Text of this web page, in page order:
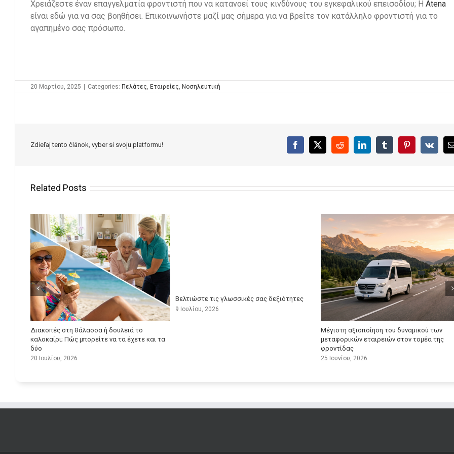
Χρειάζεστε έναν επαγγελματία φροντιστή που να κατανοεί τους κινδύνους του εγκεφαλικού επεισοδίου; Η Atena
είναι εδώ για να σας βοηθήσει. Επικοινωνήστε μαζί μας σήμερα για να βρείτε τον κατάλληλο φροντιστή για το
αγαπημένο σας πρόσωπο.
20 Μαρτίου, 2025 Categories: Πελάτες, Εταιρείες, Νοσηλευτική
Zdieľaj tento článok, vyber si svoju platformu! Facebook
X RedditLinkedInTumblrPinterest
Vk
Related Posts
Διακοπές στη θάλασσα ή δουλειά το
καλοκαίρι; Πώς μπορείτε να τα έχετε και τα
δύο
20 Ιουλίου, 2026
Βελτιώστε τις γλωσσικές σας δεξιότητες
9 Ιουλίου, 2026
Μέγιστη αξιοποίηση του δυναμικού των
μεταφορικών εταιρειών στον τομέα της
φροντίδας
25 Ιουνίου, 2026